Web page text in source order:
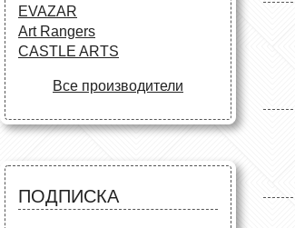
EVAZAR
Art Rangers
CASTLE ARTS
Все производители
ПОДПИСКА